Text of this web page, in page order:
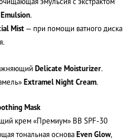
эмульсия с экстрактом
.
Mist — при помощи ватного диска
Delicate Moisturizer.
Extramel Night Cream.
Mask
крем «Премиум» ВВ SPF-30
тональная основа Even Glow,